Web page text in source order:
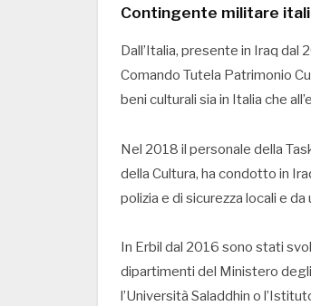
Contingente militare
Dall’Italia, presente in Iraq
Comando Tutela Patrimonio
beni culturali sia in Italia che
Nel 2018 il personale della
della Cultura, ha condotto in
polizia e di sicurezza locali e
In Erbil dal 2016 sono stati
dipartimenti del Ministero
l’Università Saladdhin o